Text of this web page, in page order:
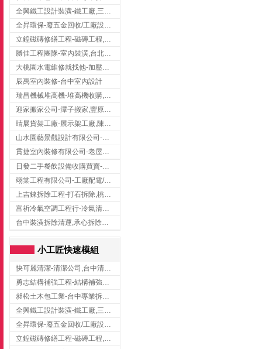
全興鐵工設計裝潢-鐵工廠,三峽鐵工廠,台北鐵工廠
全昇環保-廢五金回收/工廠設備收購/機械設備回收/高價收購廠房設備
立鍠磁磚修繕工程-磁磚工程,磁磚修補,新竹磁磚工程
勝佳工程團隊-室內裝潢,台北房屋裝修,三重室內裝修
大桃園水電維修就找他-加壓馬達,抽水馬達,桃園水電行,中壢水電
辰禹室內裝修-台中室內設計
瑞昌機械堆高機-堆高機收購,新北市堆高機,桃園堆高機
迎家搬家公司-潭子搬家,豐原搬家,大雅搬家,大甲搬家,台中推薦搬家,台中搬家
睛展貨架工廠-展示架工廠,陳列架,台中展示架工廠
山水園藝景觀設計有限公司-景觀工程,景觀設計,新竹園藝工程,新竹景觀設計
貫捷室內裝修有限公司-老屋翻新工程,台中老屋翻新工程,台中舊屋翻新
日發二手餐飲設備收購買賣-二手貨買賣,台中二手貨買賣,台中二手餐飲收購
翊棠工程有限公司-工廠配電/高雄消防機電公司
上吉錸拆除工程-打石拆除,桃園打石拆除,桃園拆除工程
富祈冷氣空調工程行-冷氣清洗,台中冷氣清洗,台中冷氣安裝,北區冷氣清洗
台中裝潢拆除清運,承心拆除清運工程-台中包月垃圾清運,台中工廠垃圾清運,北區裝潢拆除清運
小工匠快速模組
快可麗清潔-清潔公司,台中清潔公司,台中居家清潔
勇志結構補強工程-結構補強工程 ,桃園結構補強工程,龍潭結構補強工程
昶松土木包工業-台中專業拆除工程/挖土機出租
全興鐵工設計裝潢-鐵工廠,三峽鐵工廠,台北鐵工廠
全昇環保-廢五金回收/工廠設備收購/機械設備回收/高價收購廠房設備
立鍠磁磚修繕工程-磁磚工程,磁磚修補,新竹磁磚工程